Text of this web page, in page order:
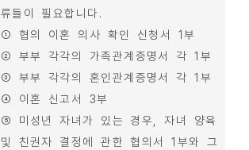
류들이 필요합니다.
① 협의 이혼 의사 확인 신청서 1부
② 부부 각각의 가족관계증명서 각 1부
③ 부부 각각의 혼인관계증명서 각 1부
④ 이혼 신고서 3부
⑤ 미성년 자녀가 있는 경우, 자녀 양육
및 친권자 결정에 관한 협의서 1부와 그